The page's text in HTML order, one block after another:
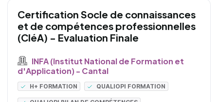
Certification Socle de connaissances
et de compétences professionnelles
(CléA) - Evaluation Finale
INFA (Institut National de Formation et
d'Application) - Cantal
H+ FORMATION QUALIOPI FORMATION